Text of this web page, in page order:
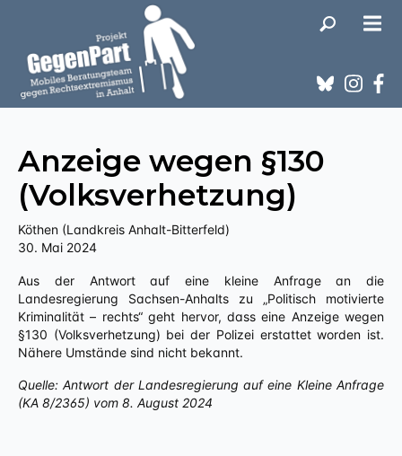
Anzeige wegen §130
(Volksverhetzung)
Köthen (Landkreis Anhalt-Bitterfeld)
30. Mai 2024
Aus der Antwort auf eine kleine Anfrage an die
Landesregierung Sachsen-Anhalts zu „Politisch motivierte
Kriminalität – rechts“ geht hervor, dass eine Anzeige wegen
§130 (Volksverhetzung) bei der Polizei erstattet worden ist.
Nähere Umstände sind nicht bekannt.
Quelle: Antwort der Landesregierung auf eine Kleine Anfrage
(KA 8/2365) vom 8. August 2024